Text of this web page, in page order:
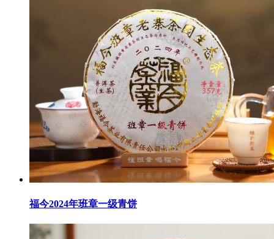
福今2024年班章一级青饼